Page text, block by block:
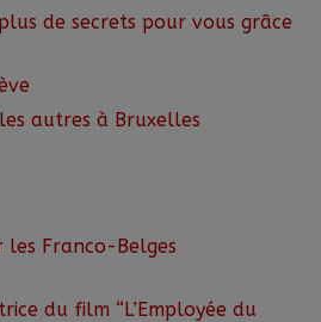
de secrets pour vous grâce
autres à Bruxelles
Franco-Belges
du film “L’Employée du